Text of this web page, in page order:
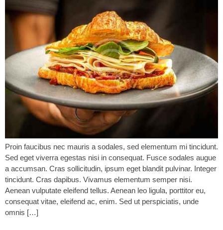
Proin faucibus nec mauris a sodales, sed elementum mi tincidunt.
Sed eget viverra egestas nisi in consequat. Fusce sodales augue
a accumsan. Cras sollicitudin, ipsum eget blandit pulvinar. Integer
tincidunt. Cras dapibus. Vivamus elementum semper nisi.
Aenean vulputate eleifend tellus. Aenean leo ligula, porttitor eu,
consequat vitae, eleifend ac, enim. Sed ut perspiciatis, unde
omnis […]